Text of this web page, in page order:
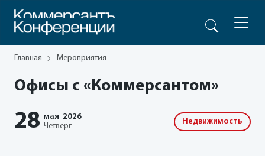
Главная Мероприятия
Офисы с «Коммерсантом»
28 мая 2026
Четверг
Недвижимость